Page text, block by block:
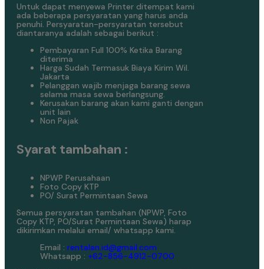
Untuk dapat menyewa Printer ditempat kami
ada beberapa persyaratan yang harus anda
penuhi. Persyaratan-persyaratan tersebut
diantaranya adalah sebagai berikut :
Pembayaran Full 100% Ketika Barang
diterima
Harga Sudah Termasuk Biaya Kirim Wil.
Jakarta
Pelanggan wajib menjaga barang sewa
selama masa sewa berlangsung.
Kerusakan barang akan kami ganti dengan
unit lain
Non Pajak
Syarat tambahan :
NPWP Perusahaan
Foto Copy KTP
PO/ Surat Permintaan Sewa
Semua persyaratan tambahan (NPWP, Foto
Copy KTP, PO/Surat Permintaan Sewa) harap
dikirimkan melalui email/ whatsapp kami.
Email : rentalan.id@gmail.com
Whatsapp : +62-856-4912-0700